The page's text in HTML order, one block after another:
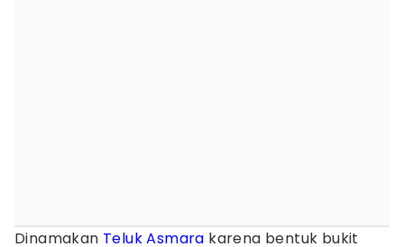
Dinamakan Teluk Asmara karena bentuk bukit